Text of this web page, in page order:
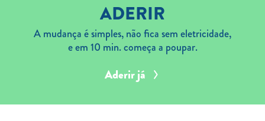
ADERIR
A mudança é simples, não fica sem eletricidade,
e em 10 min. começa a poupar.
Aderir já